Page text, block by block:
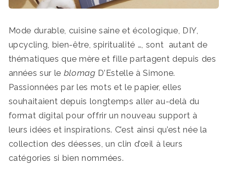
Mode durable, cuisine saine et écologique, DIY,
upcycling, bien-être, spiritualité …, sont autant de
thématiques que mère et fille partagent depuis des
années sur le blomag D’Estelle à Simone.
Passionnées par les mots et le papier, elles
souhaitaient depuis longtemps aller au-delà du
format digital pour offrir un nouveau support à
leurs idées et inspirations. C’est ainsi qu’est née la
collection des déesses, un clin d’œil à leurs
catégories si bien nommées.